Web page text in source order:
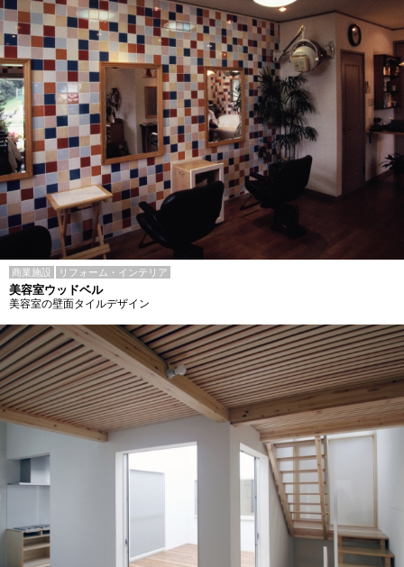
商業施設 リフォーム・インテリア
美容室ウッドベル
美容室の壁面タイルデザイン